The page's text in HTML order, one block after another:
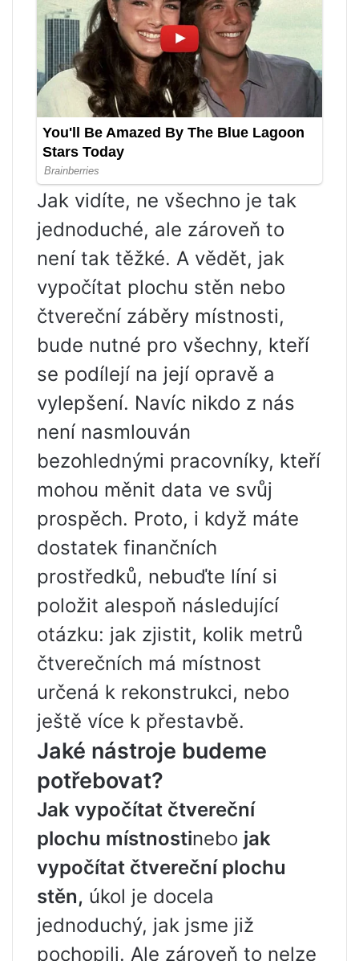
Jak vidíte, ne všechno je tak
jednoduché, ale zároveň to
není tak těžké. A vědět, jak
vypočítat plochu stěn nebo
čtvereční záběry místnosti,
bude nutné pro všechny, kteří
se podílejí na její opravě a
vylepšení. Navíc nikdo z nás
není nasmlouván
bezohlednými pracovníky, kteří
mohou měnit data ve svůj
prospěch. Proto, i když máte
dostatek finančních
prostředků, nebuďte líní si
položit alespoň následující
otázku: jak zjistit, kolik metrů
čtverečních má místnost
určená k rekonstrukci, nebo
ještě více k přestavbě.
Jaké nástroje budeme
potřebovat?
Jak vypočítat čtvereční
plochu místnostinebo jak
vypočítat čtvereční plochu
stěn, úkol je docela
jednoduchý, jak jsme již
pochopili. Ale zároveň to nelze